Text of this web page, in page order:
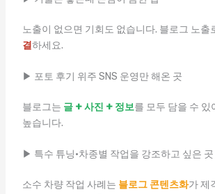
노출이 없으면 기회도 없습니다. 블로그 노출
결하세요.
▶ 포토 후기 위주 SNS 운영만 해온 곳
블로그는 글 + 사진 + 정보를 모두 담을 수 있
높습니다.
▶ 특수 튜닝·차종별 작업을 강조하고 싶은 곳
소수 차량 작업 사례는 블로그 콘텐츠화가 제